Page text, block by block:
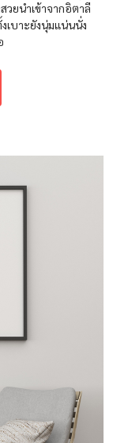
วยนำเข้าจากอิตาลี
เบาะยังนุ่มแน่นนั่ง